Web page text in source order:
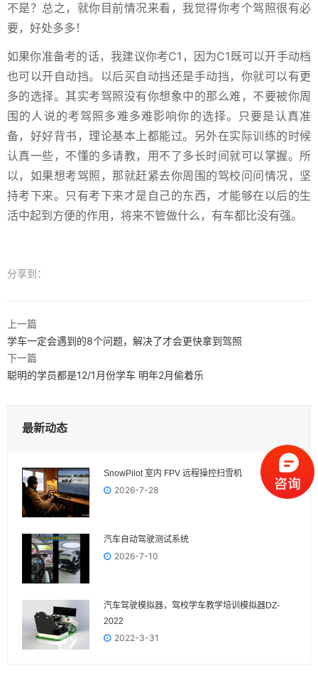
不是？总之，就你目前情况来看，我觉得你考个驾照很有必
要，好处多多！
如果你准备考的话，我建议你考C1，因为C1既可以开手动档
也可以开自动挡。以后买自动挡还是手动挡，你就可以有更
多的选择。其实考驾照没有你想象中的那么难，不要被你周
围的人说的考驾照多难多难影响你的选择。只要是认真准
备，好好背书，理论基本上都能过。另外在实际训练的时候
认真一些，不懂的多请教，用不了多长时间就可以掌握。所
以，如果想考驾照，那就赶紧去你周围的驾校问问情况，坚
持考下来。只有考下来才是自己的东西，才能够在以后的生
活中起到方便的作用，将来不管做什么，有车都比没有强。
分享到：
上一篇
学车一定会遇到的8个问题，解决了才会更快拿到驾照
下一篇
聪明的学员都是12/1月份学车 明年2月偷着乐
最新动态
SnowPilot 室内 FPV 远程操控扫雪机
2026-7-28
汽车自动驾驶测试系统
2026-7-10
汽车驾驶模拟器，驾校学车教学培训模拟器DZ-
2022
2022-3-31